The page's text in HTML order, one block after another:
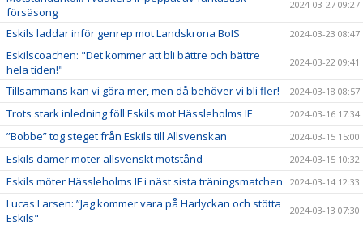
försäsong
2024-03-27 09:27
Eskils laddar inför genrep mot Landskrona BoIS 2024-03-23 08:47
Eskilscoachen: "Det kommer att bli bättre och bättre
hela tiden!"
2024-03-22 09:41
Tillsammans kan vi göra mer, men då behöver vi bli fler! 2024-03-18 08:57
Trots stark inledning föll Eskils mot Hässleholms IF 2024-03-16 17:34
”Bobbe” tog steget från Eskils till Allsvenskan 2024-03-15 15:00
Eskils damer möter allsvenskt motstånd 2024-03-15 10:32
Eskils möter Hässleholms IF i näst sista träningsmatchen 2024-03-14 12:33
Lucas Larsen: ”Jag kommer vara på Harlyckan och stötta
Eskils"
2024-03-13 07:30